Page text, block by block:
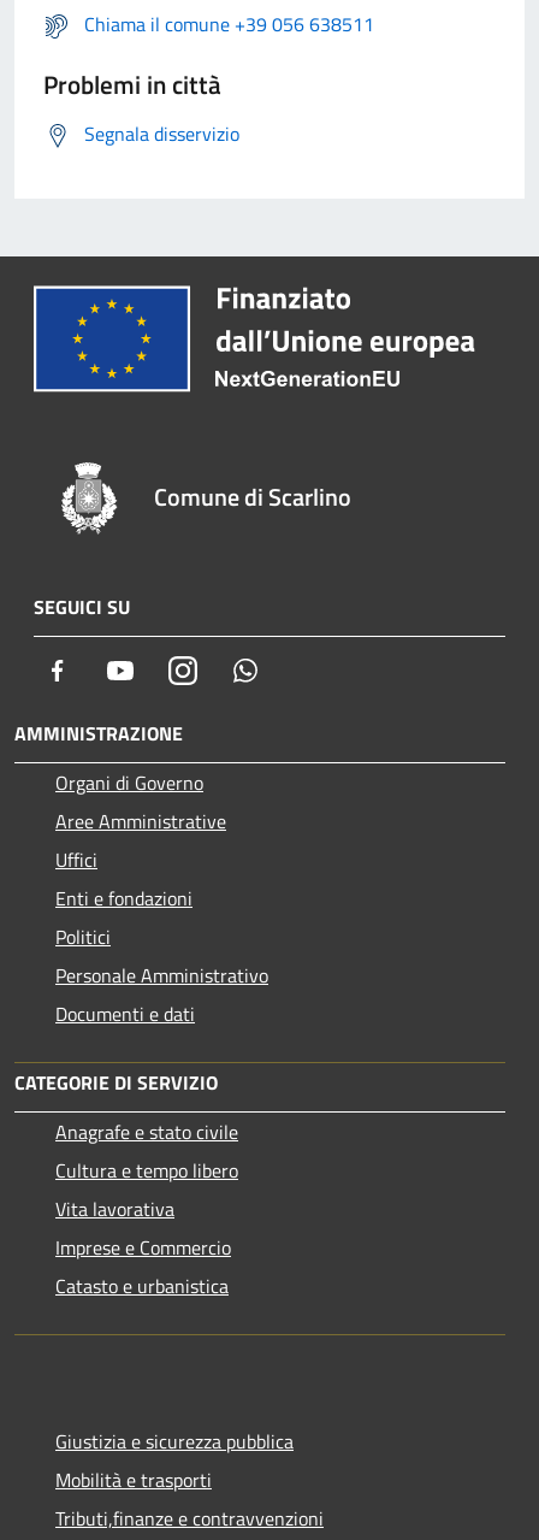
Chiama il comune +39 056 638511
Problemi in città
Segnala disservizio
Comune di Scarlino
SEGUICI SU
Facebook YoutubeInstagram
AMMINISTRAZIONE
Organi di Governo
Aree Amministrative
Uffici
Enti e fondazioni
Politici
Personale Amministrativo
Documenti e dati
CATEGORIE DI SERVIZIO
Anagrafe e stato civile
Cultura e tempo libero
Vita lavorativa
Imprese e Commercio
Catasto e urbanistica
Giustizia e sicurezza pubblica
Mobilità e trasporti
Tributi,finanze e contravvenzioni